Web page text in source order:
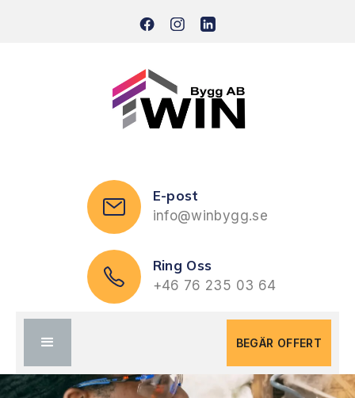
E-post
info@winbygg.se
Ring Oss
+46 76 235 03 64
BEGÄR OFFERT